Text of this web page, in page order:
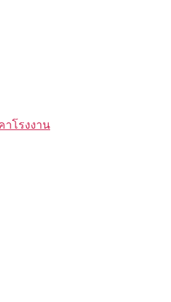
โรงงาน